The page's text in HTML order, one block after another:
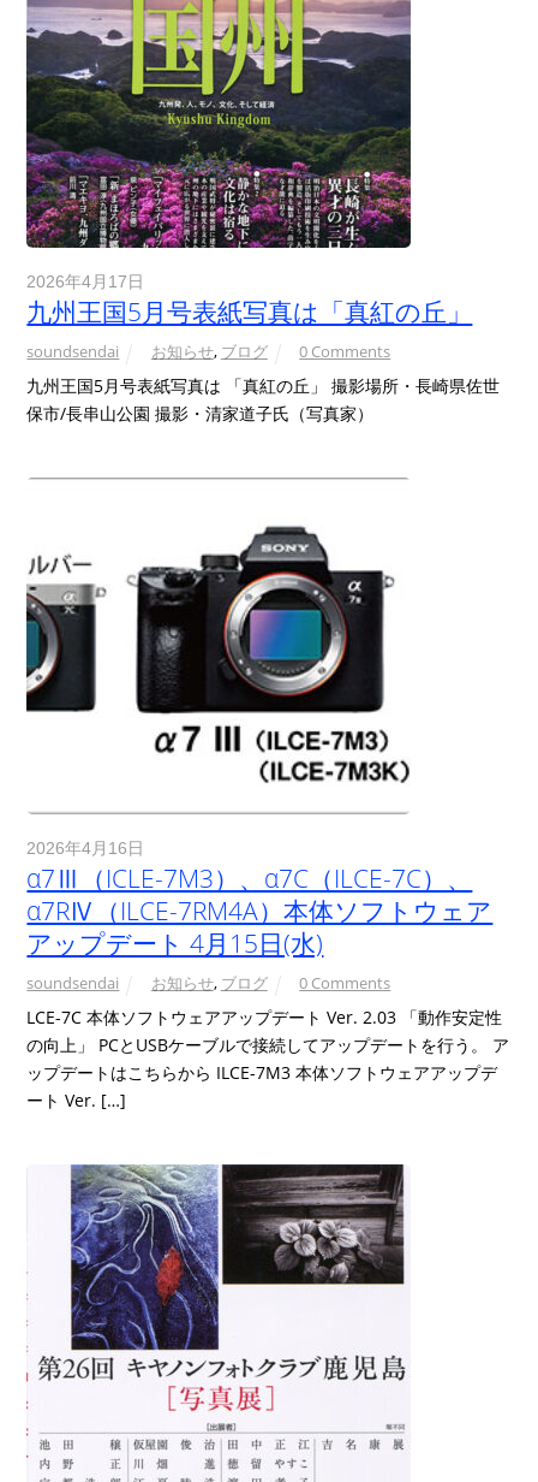
2026年4月17日
九州王国5月号表紙写真は「真紅の丘」
soundsendai お知らせ, ブログ 0 Comments
九州王国5月号表紙写真は 「真紅の丘」 撮影場所・長崎県佐世
保市/長串山公園 撮影・清家道子氏（写真家）
2026年4月16日
α7Ⅲ（ICLE-7M3）、α7C（ILCE-7C）、
α7RⅣ（ILCE-7RM4A）本体ソフトウェア
アップデート 4月15日(水)
soundsendai お知らせ, ブログ 0 Comments
LCE-7C 本体ソフトウェアアップデート Ver. 2.03 「動作安定性
の向上」 PCとUSBケーブルで接続してアップデートを行う。 ア
ップデートはこちらから ILCE-7M3 本体ソフトウェアアップデ
ート Ver. […]